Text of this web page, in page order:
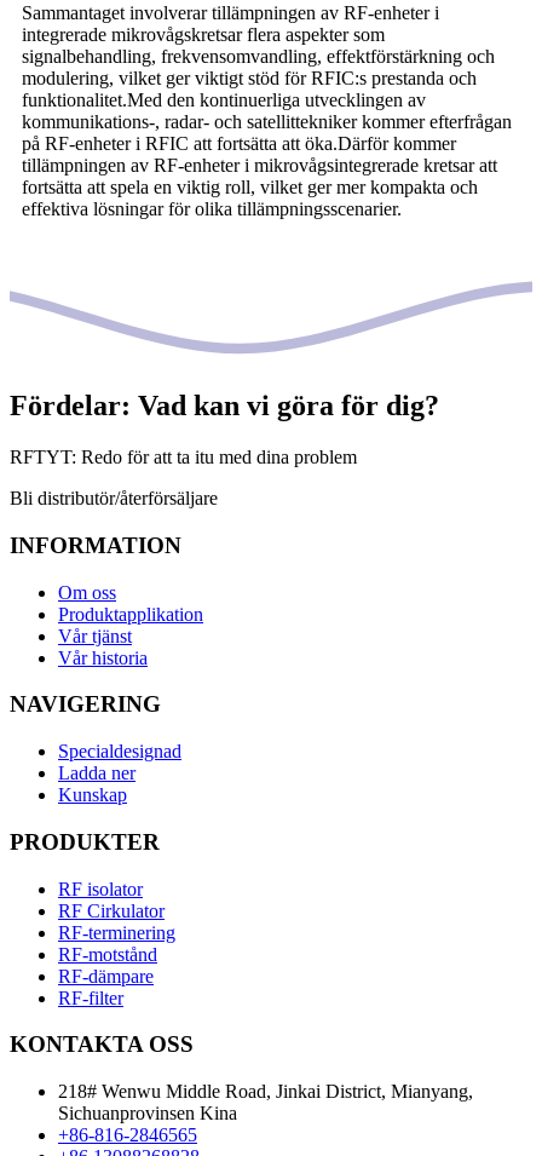
Sammantaget involverar tillämpningen av RF-enheter i
integrerade mikrovågskretsar flera aspekter som
signalbehandling, frekvensomvandling, effektförstärkning och
modulering, vilket ger viktigt stöd för RFIC:s prestanda och
funktionalitet.Med den kontinuerliga utvecklingen av
kommunikations-, radar- och satellittekniker kommer efterfrågan
på RF-enheter i RFIC att fortsätta att öka.Därför kommer
tillämpningen av RF-enheter i mikrovågsintegrerade kretsar att
fortsätta att spela en viktig roll, vilket ger mer kompakta och
effektiva lösningar för olika tillämpningsscenarier.
Fördelar: Vad kan vi göra för dig?
RFTYT: Redo för att ta itu med dina problem
Bli distributör/återförsäljare
INFORMATION
Om oss
Produktapplikation
Vår tjänst
Vår historia
NAVIGERING
Specialdesignad
Ladda ner
Kunskap
PRODUKTER
RF isolator
RF Cirkulator
RF-terminering
RF-motstånd
RF-dämpare
RF-filter
KONTAKTA OSS
218# Wenwu Middle Road, Jinkai District, Mianyang,
Sichuanprovinsen Kina
+86-816-2846565